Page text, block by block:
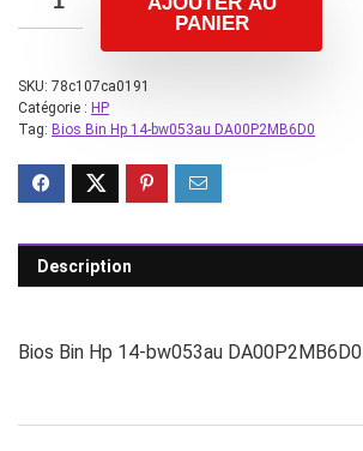
PANIER
SKU: 78c107ca0191
Catégorie : HP
Tag: Bios Bin Hp 14-bw053au DA00P2MB6D0
Description
Bios Bin Hp 14-bw053au DA00P2MB6D0